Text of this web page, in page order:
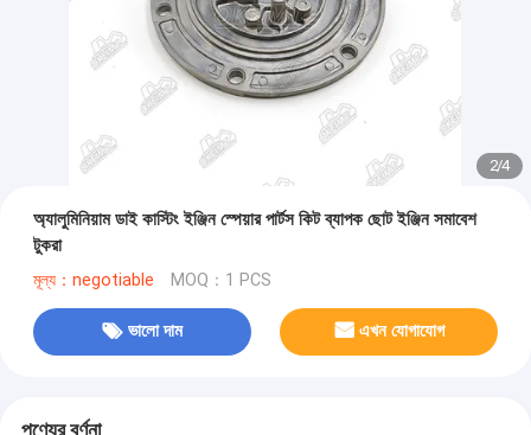
2/4
অ্যালুমিনিয়াম ডাই কাস্টিং ইঞ্জিন স্পেয়ার পার্টস কিট ব্যাপক ছোট ইঞ্জিন সমাবেশ
টুকরা
মূল্য：negotiable MOQ：1 PCS
ভালো দাম এখন যোগাযোগ
পণ্যের বর্ণনা